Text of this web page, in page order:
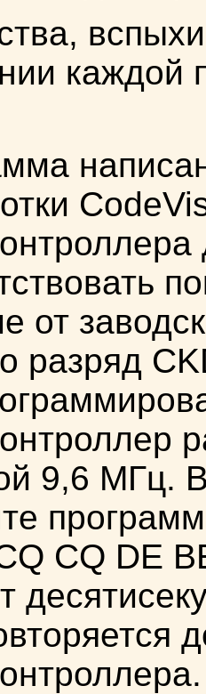
каждой
от
разряд
9,6 МГц.
CQ DE